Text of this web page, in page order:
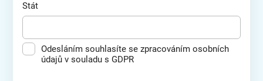
Stát
Odesláním souhlasíte se zpracováním osobních
údajů v souladu s GDPR